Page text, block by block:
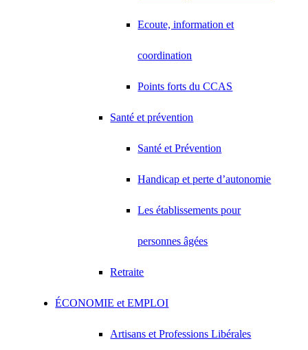
Ecoute, information et
coordination
Points forts du CCAS
Santé et prévention
Santé et Prévention
Handicap et perte d’autonomie
Les établissements pour
personnes âgées
Retraite
ÉCONOMIE et EMPLOI
Artisans et Professions Libérales